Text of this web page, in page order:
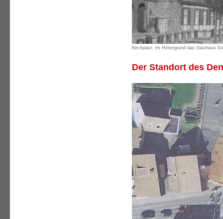
Kirchplatz, im Hintergrund das Gasthaus
Der Standort des